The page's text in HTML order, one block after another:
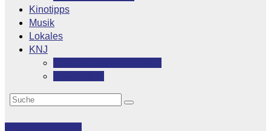
Kinotipps
Musik
Lokales
KNJ